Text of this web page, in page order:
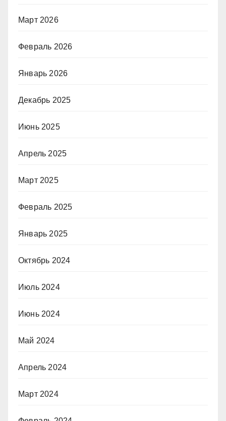
Март 2026
Февраль 2026
Январь 2026
Декабрь 2025
Июнь 2025
Апрель 2025
Март 2025
Февраль 2025
Январь 2025
Октябрь 2024
Июль 2024
Июнь 2024
Май 2024
Апрель 2024
Март 2024